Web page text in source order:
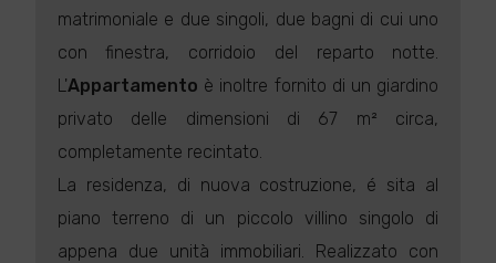
matrimoniale e due singoli, due bagni di cui uno
con finestra, corridoio del reparto notte.
L'Appartamento è inoltre fornito di un giardino
privato delle dimensioni di 67 m² circa,
completamente recintato.
La residenza, di nuova costruzione, é sita al
piano terreno di un piccolo villino singolo di
appena due unità immobiliari. Realizzato con